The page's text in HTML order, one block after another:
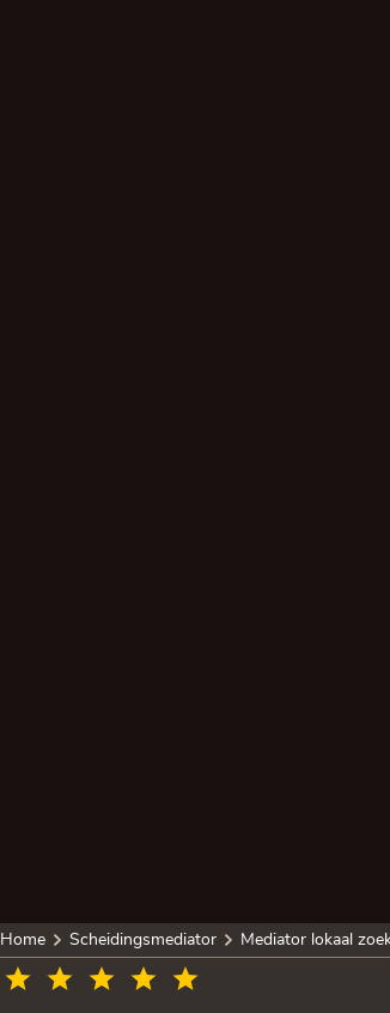
Home Scheidingsmediator Mediator lokaal